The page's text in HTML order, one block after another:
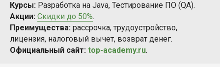
Курсы: Разработка на Java, Тестирование ПО (QA).
Акции: Скидки до 50%.
Преимущества: рассрочка, трудоустройство,
лицензия, налоговый вычет, возврат денег.
Официальный сайт: top-academy.ru.